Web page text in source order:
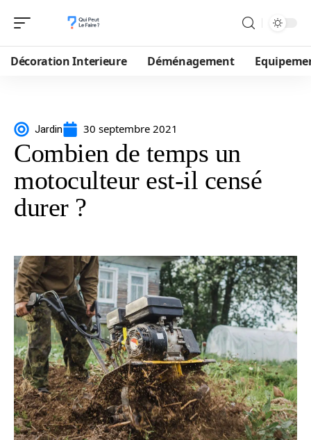
Décoration Interieure Déménagement
Jardin 30 septembre 2021
Combien de temps un
motoculteur est-il censé
durer ?